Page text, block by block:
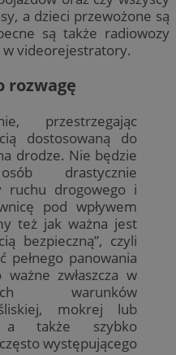
a dzieci przewożone są
są także radiowozy
w videorejestratory.
rozwagę
przestrzegając
dostosowaną do
drodze. Nie będzie
drastycznie
ruchu drogowego i
pod wpływem
też jak ważna jest
bezpieczną”, czyli
pełnego panowania
zwłaszcza w
warunków
mokrej lub
a także szybko
występującego